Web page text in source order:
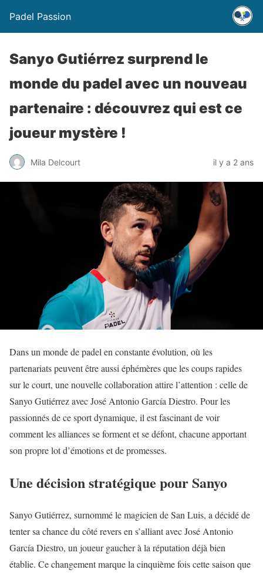
Padel Passion
Sanyo Gutiérrez surprend le
monde du padel avec un nouveau
partenaire : découvrez qui est ce
joueur mystère !
Mila Delcourt il y a 2 ans
Dans un monde de padel en constante évolution, où les
partenariats peuvent être aussi éphémères que les coups rapides
sur le court, une nouvelle collaboration attire l’attention : celle de
Sanyo Gutiérrez avec José Antonio García Diestro. Pour les
passionnés de ce sport dynamique, il est fascinant de voir
comment les alliances se forment et se défont, chacune apportant
son propre lot d’émotions et de promesses.
Une décision stratégique pour Sanyo
Sanyo Gutiérrez, surnommé le magicien de San Luis, a décidé de
tenter sa chance du côté revers en s’alliant avec José Antonio
García Diestro, un joueur gaucher à la réputation déjà bien
établie. Ce changement marque la cinquième fois cette saison que